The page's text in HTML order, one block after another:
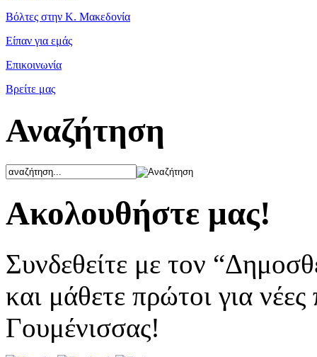
Βόλτες στην Κ. Μακεδονία
Είπαν για εμάς
Επικοινωνία
Βρείτε μας
Αναζήτηση
Ακολουθήστε μας!
Συνδεθείτε με τον
και μάθετε πρώτοι για
Γουμένισσας!